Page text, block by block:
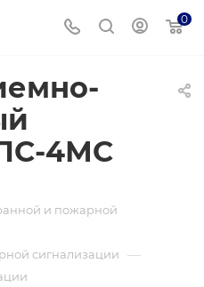
0
4МС
и пожарной
сигнализации —